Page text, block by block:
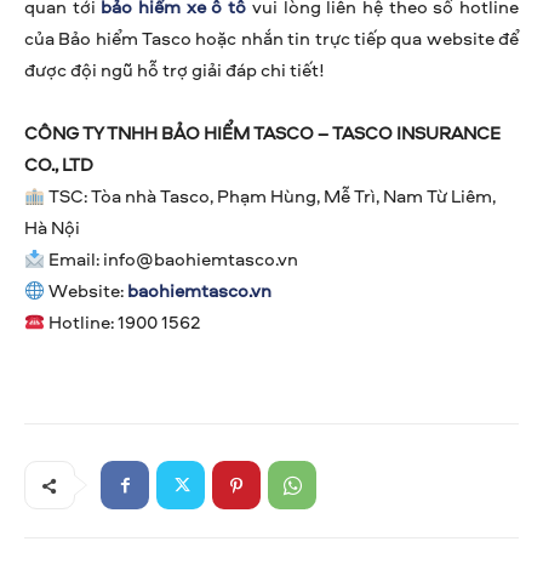
quan tới bảo hiểm xe ô tô vui lòng liên hệ theo số hotline
của Bảo hiểm Tasco hoặc nhắn tin trực tiếp qua website để
được đội ngũ hỗ trợ giải đáp chi tiết!
CÔNG TY TNHH BẢO HIỂM TASCO – TASCO INSURANCE
CO., LTD
TSC: Tòa nhà Tasco, Phạm Hùng, Mễ Trì, Nam Từ Liêm,
Hà Nội
Email:info@baohiemtasco.vn
Website:baohiemtasco.vn
Hotline: 1900 1562